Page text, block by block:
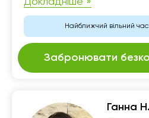
Найближчий вільний час:
Забронювати
Ганна Н.